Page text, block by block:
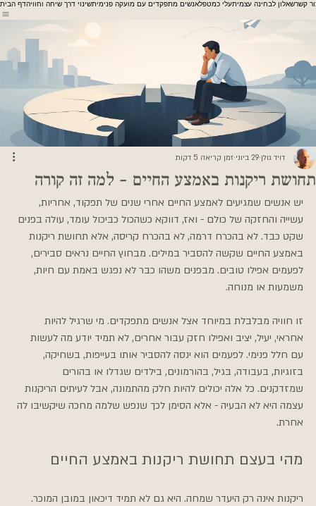
דף הביתשינוי דרך שיחה וחוויהאנשים מתפקדים עם מועקה פנימיתעלי כמטפלשאלון לבחינה עצמיתקשר
תחושת ריקנות באמצע החיים - למה זה קורה
דויד גולן 29 ביוני זמן קריאה 5 דקות
יש אנשים שמגיעים לאמצע החיים אחרי שנים של תפקוד, אחריות,
עשייה והחזקה של כולם - ואז, דווקא כשהכול כביכול עומד, עולה בפנים
שקט כבד. לא בהכרח דרמה, לא בהכרח קריסה, אלא תחושת ריקנות
באמצע החיים שקשה להסביר במילים. מבחוץ החיים נראים סבירים,
לפעמים אפילו טובים. מבפנים משהו כבר לא נפגש באמת עם חיות,
משמעות או מנוחה.
זו חוויה מבלבלת במיוחד אצל אנשים מתפקדים. מי שרגיל להיות
אחראי, יעיל, יציב ואפילו חזק עבור אחרים, לא תמיד יודע מה לעשות
עם חלל פנימי. לפעמים הוא ינסה להסביר אותו בעייפות, בשחיקה,
בזוגיות, בעבודה, בגיל, בהורמונים, בילדים שגדלו או בהורים
שמזדקנים. כל אלה יכולים להיות חלק מהתמונה, אבל לעיתים הריקנות
עצמה היא לא הבעיה - אלא הסימן לכך שנפש שלמה מחכה שיקשיבו לה
אחרת.
מהי בעצם תחושת ריקנות באמצע החיים
ריקנות אינה רק היעדר שמחה. היא גם לא תמיד דיכאון במובן המוכר.